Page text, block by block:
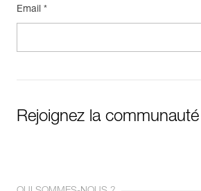
Email *
Rejoignez la communauté